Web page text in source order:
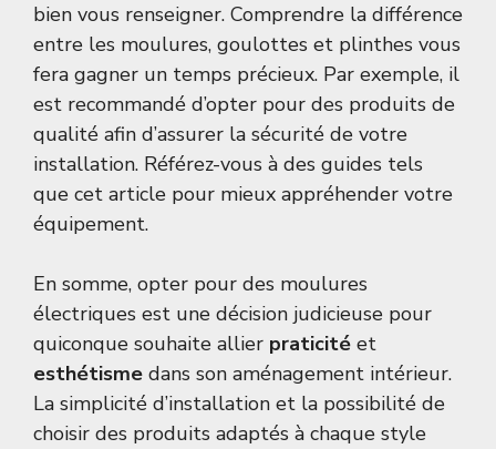
bien vous renseigner. Comprendre la différence
entre les moulures, goulottes et plinthes vous
fera gagner un temps précieux. Par exemple, il
est recommandé d’opter pour des produits de
qualité afin d’assurer la sécurité de votre
installation. Référez-vous à des guides tels
que cet article pour mieux appréhender votre
équipement.
En somme, opter pour des moulures
électriques est une décision judicieuse pour
quiconque souhaite allier praticité et
esthétisme dans son aménagement intérieur.
La simplicité d’installation et la possibilité de
choisir des produits adaptés à chaque style